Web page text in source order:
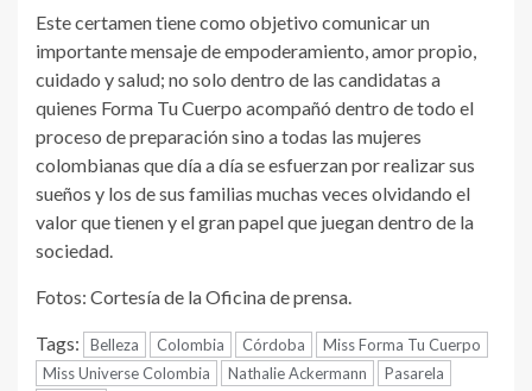
Este certamen tiene como objetivo comunicar un
importante mensaje de empoderamiento, amor propio,
cuidado y salud; no solo dentro de las candidatas a
quienes Forma Tu Cuerpo acompañó dentro de todo el
proceso de preparación sino a todas las mujeres
colombianas que día a día se esfuerzan por realizar sus
sueños y los de sus familias muchas veces olvidando el
valor que tienen y el gran papel que juegan dentro de la
sociedad.
Fotos: Cortesía de la Oficina de prensa.
Tags: Belleza Colombia Córdoba
Miss Forma Tu Cuerpo
Miss Universe Colombia
Nathalie Ackermann
Pasarela